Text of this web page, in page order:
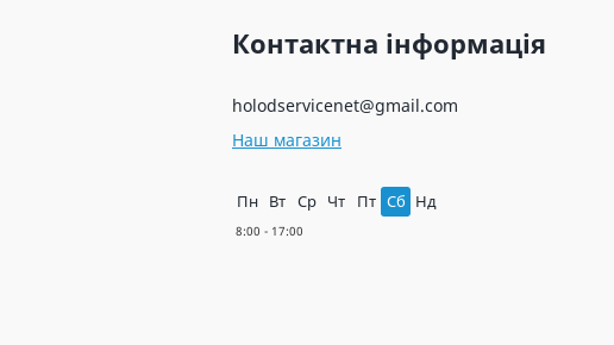
Контактна інформація
holodservicenet@gmail.com
Наш магазин
Пн Вт Ср Чт Пт Сб Нд